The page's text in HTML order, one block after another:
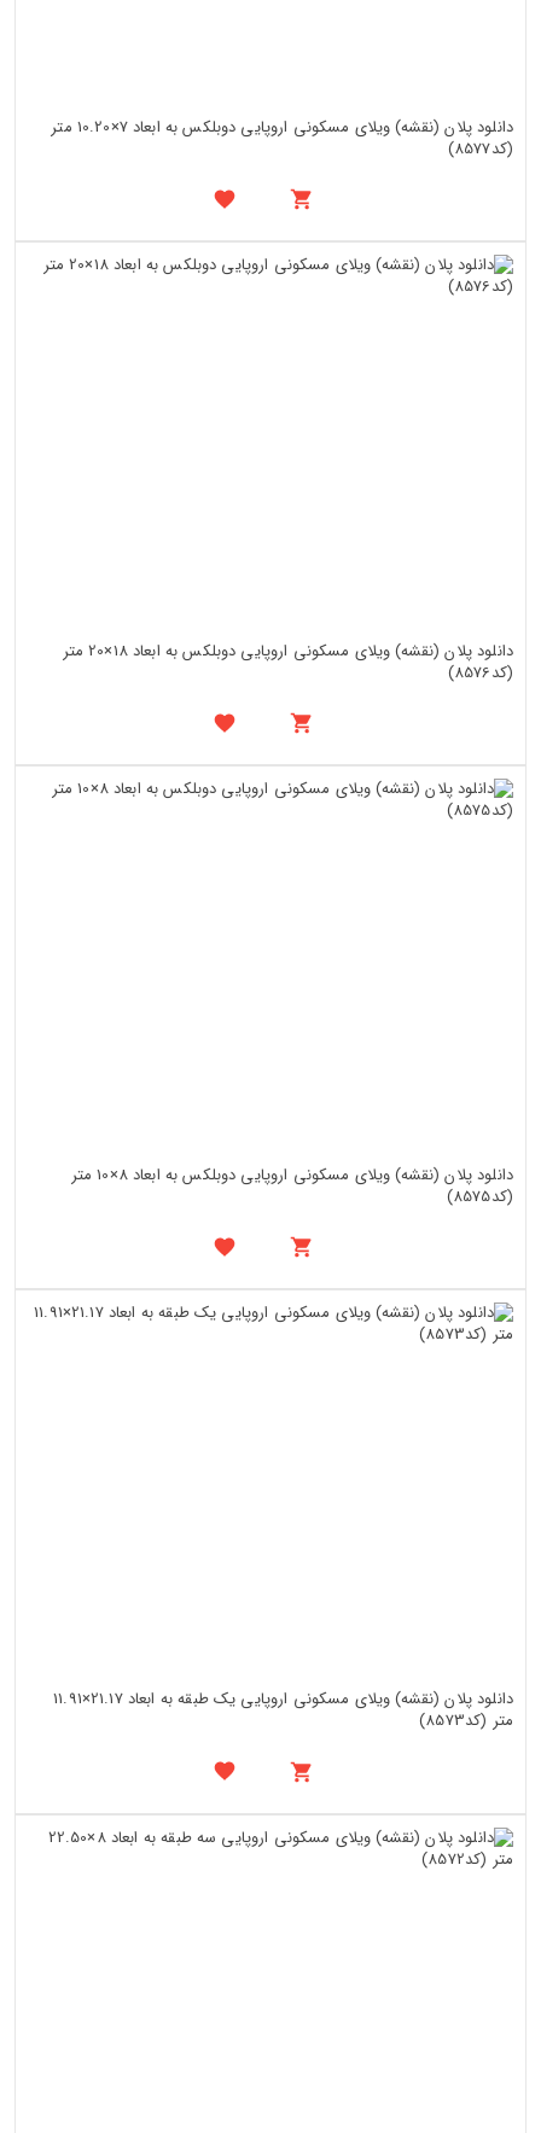
دانلود پلان (نقشه) ویلای مسکونی اروپایی دوبلکس به ابعاد 7×10.20 متر
(کد8577)
دانلود پلان (نقشه) ویلای مسکونی اروپایی دوبلکس به ابعاد 18×20 متر
(کد8576)
دانلود پلان (نقشه) ویلای مسکونی اروپایی دوبلکس به ابعاد 8×10 متر
(کد8575)
دانلود پلان (نقشه) ویلای مسکونی اروپایی یک طبقه به ابعاد 21.17×11.91
متر (کد8573)